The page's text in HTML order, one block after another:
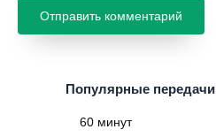
Популярные передачи
60 минут